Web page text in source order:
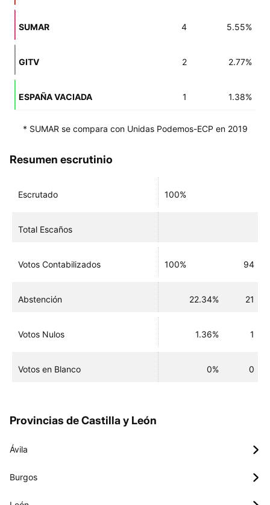
SUMAR 4 5.55%
GITV 2 2.77%
ESPAÑA VACIADA 1 1.38%
* SUMAR se compara con Unidas Podemos-ECP en 2019
Resumen escrutinio
Escrutado 100%
Total Escaños
Votos Contabilizados 100% 94
Abstención 22.34% 21
Votos Nulos 1.36% 1
Votos en Blanco 0% 0
Provincias de Castilla y León
Ávila
Burgos